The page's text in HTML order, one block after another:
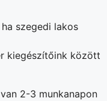
szegedi lakos
kiegészítőink között
2-3 munkanapon